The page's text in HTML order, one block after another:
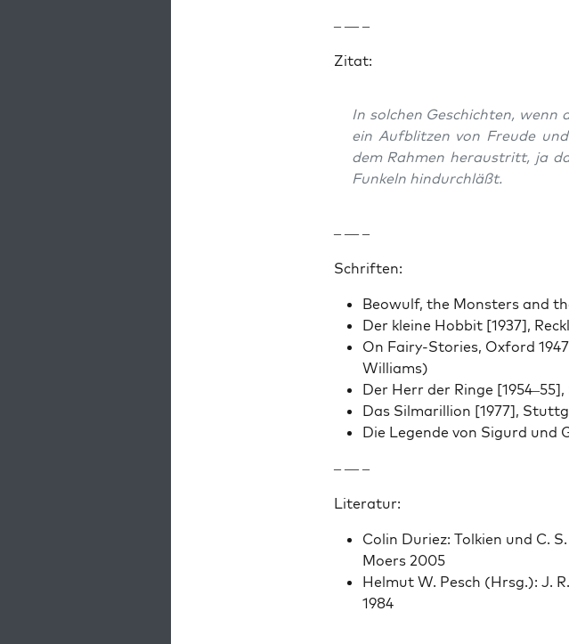
– — –
Zitat:
In solchen Geschicht­en,
ein Auf­blitzen von Freude
dem Rah­men her­aus­tritt, ja
Funkeln hin­durch­läßt.
– — –
Schriften:
Beowulf, the Mon­sters and
Der kleine Hob­bit [1937],
On Fairy-Sto­ries, Oxford
Williams)
Der Herr der Ringe
Das Sil­mar­il­lion [1977],
Die Leg­ende von Sig­urd
– — –
Lit­er­atur:
Col­in Duriez: Tolkien und C.
Moers 2005
Hel­mut W. Pesch (Hrsg.): J.
1984